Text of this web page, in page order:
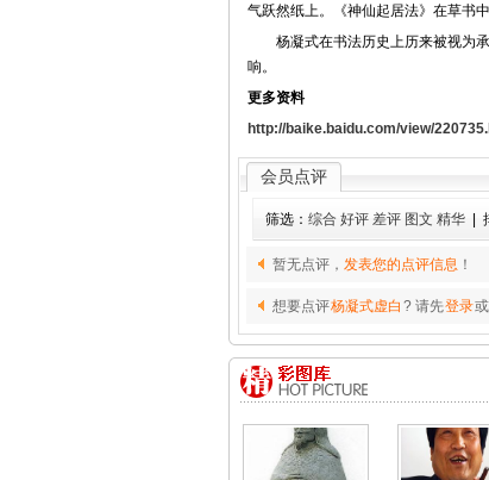
气跃然纸上。《神仙起居法》在草书
杨凝式在书法历史上历来被视为承
响。
更多资料
http://baike.baidu.com/view/
会员点评
筛选： 综合 好评 差评 图文 精华 |
暂无点评， 发表您的点评信息 ！
想要点评杨凝式虚白 ? 请先登录或